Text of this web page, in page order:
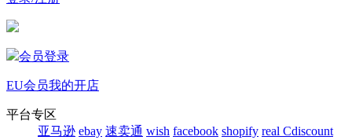
会员登录
EU会员我的开店
平台专区
亚马逊 ebay 速卖通 wish facebook shopify real Cdiscount